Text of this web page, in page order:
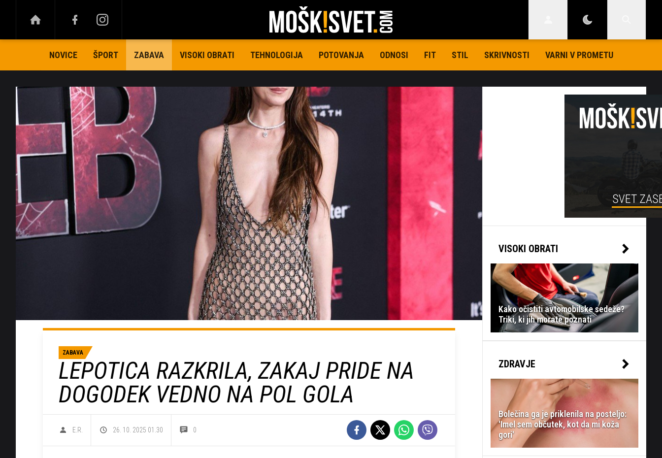
NOVICE ŠPORT ZABAVA VISOKI OBRATI TEHNOLOGIJA POTOVANJA ODNOSI FIT STIL SKRIVNOSTI VARNI V PROMETU
ZABAVA
LEPOTICA RAZKRILA, ZAKAJ PRIDE NA
DOGODEK VEDNO NA POL GOLA
E.R. 26. 10. 2025 01.30 0
VISOKI OBRATI
Kako očistiti avtomobilske sedeže?
Triki, ki jih morate poznati
ZDRAVJE
Bolečina ga je priklenila na posteljo:
'Imel sem občutek, kot da mi koža
gori'